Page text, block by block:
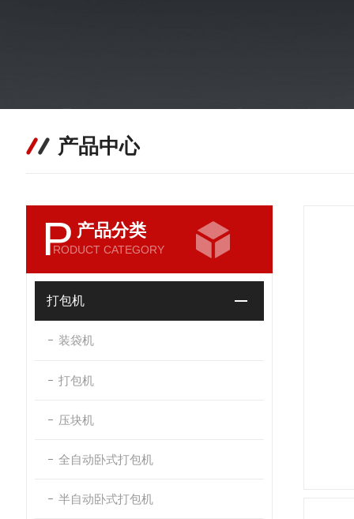
产品中心
P 产品分类
RODUCT CATEGORY
打包机
装袋机
打包机
压块机
全自动卧式打包机
半自动卧式打包机